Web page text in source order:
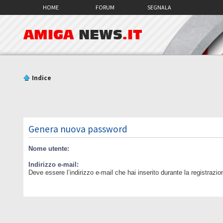
HOME FORUM SEGNALA
AMIGA NEWS.IT
Indice
Genera nuova password
Nome utente:
Indirizzo e-mail:
Deve essere l’indirizzo e-mail che hai inserito durante la